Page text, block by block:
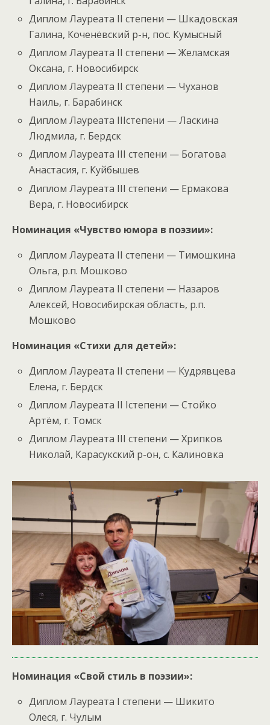
Диплом Лауреата II степени — Шкадовская
Галина, Коченёвский р-н, пос. Кумысный
Диплом Лауреата II степени — Желамская
Оксана, г. Новосибирск
Диплом Лауреата II степени — Чуханов
Наиль, г. Барабинск
Диплом Лауреата IIIстепени — Ласкина
Людмила, г. Бердск
Диплом Лауреата III степени — Богатова
Анастасия, г. Куйбышев
Диплом Лауреата III степени — Ермакова
Вера, г. Новосибирск
Номинация «Чувство юмора в поэзии»:
Диплом Лауреата II степени — Тимошкина
Ольга, р.п. Мошково
Диплом Лауреата II степени — Назаров
Алексей, Новосибирская область, р.п.
Мошково
Номинация «Стихи для детей»:
Диплом Лауреата II степени — Кудрявцева
Елена, г. Бердск
Диплом Лауреата II Iстепени — Стойко
Артём, г. Томск
Диплом Лауреата III степени — Хрипков
Николай, Карасукский р-он, с. Калиновка
Номинация «Свой стиль в поэзии»:
Диплом Лауреата I степени — Шикито
Олеся, г. Чулым